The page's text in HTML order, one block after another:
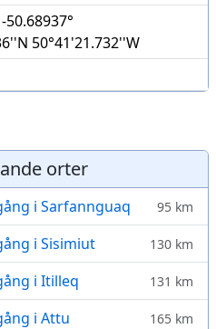
50.68937°
50°41'21.732''W
orter
i Sarfannguaq 95 km
i Sisimiut 130 km
i Itilleq 131 km
i Attu 165 km